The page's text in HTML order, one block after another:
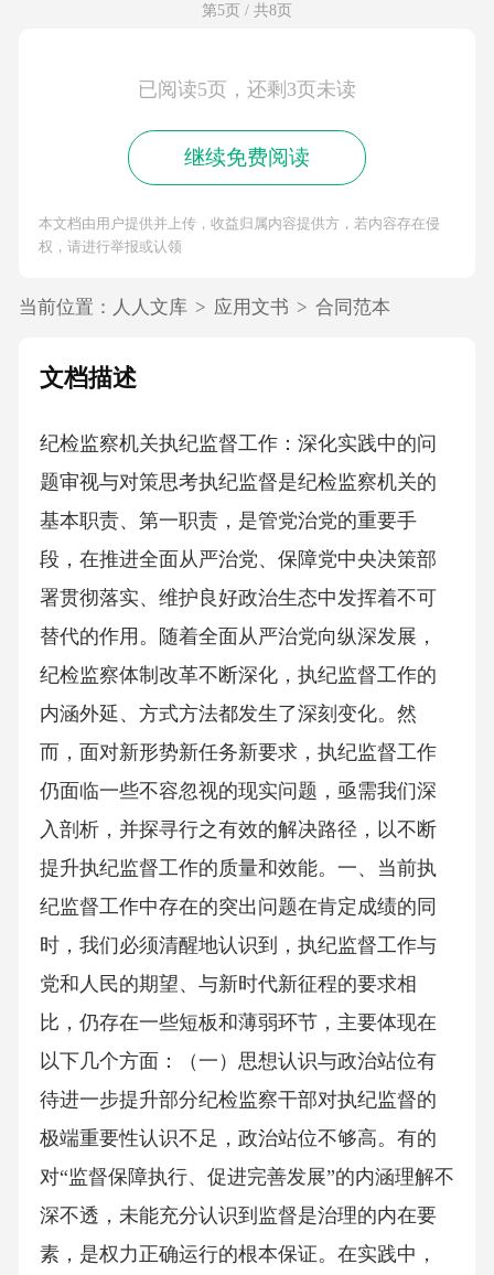
第5页 / 共8页
已阅读5页，还剩3页未读
继续免费阅读
本文档由用户提供并上传，收益归属内容提供方，若内容存在侵
权，请进行举报或认领
当前位置： 人人文库 > 应用文书 > 合同范本
文档描述
纪检监察机关执纪监督工作：深化实践中的问
题审视与对策思考执纪监督是纪检监察机关的
基本职责、第一职责，是管党治党的重要手
段，在推进全面从严治党、保障党中央决策部
署贯彻落实、维护良好政治生态中发挥着不可
替代的作用。随着全面从严治党向纵深发展，
纪检监察体制改革不断深化，执纪监督工作的
内涵外延、方式方法都发生了深刻变化。然
而，面对新形势新任务新要求，执纪监督工作
仍面临一些不容忽视的现实问题，亟需我们深
入剖析，并探寻行之有效的解决路径，以不断
提升执纪监督工作的质量和效能。一、当前执
纪监督工作中存在的突出问题在肯定成绩的同
时，我们必须清醒地认识到，执纪监督工作与
党和人民的期望、与新时代新征程的要求相
比，仍存在一些短板和薄弱环节，主要体现在
以下几个方面：（一）思想认识与政治站位有
待进一步提升部分纪检监察干部对执纪监督的
极端重要性认识不足，政治站位不够高。有的
对“监督保障执行、促进完善发展”的内涵理解不
深不透，未能充分认识到监督是治理的内在要
素，是权力正确运行的根本保证。在实践中，